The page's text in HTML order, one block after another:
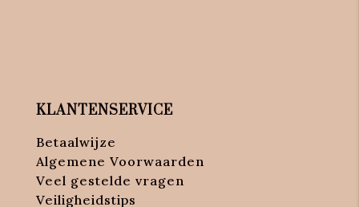
KLANTENSERVICE
Betaalwijze
Algemene Voorwaarden
Veel gestelde vragen
Veiligheidstips